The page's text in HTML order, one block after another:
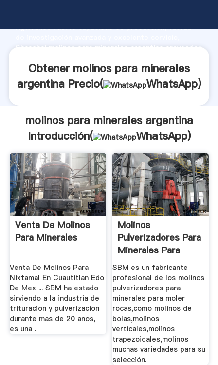
Agarrando fuerte capacidad de producción, fuerza
Shanghai molinos para minerales argentina proveedor
Obtener molinos para minerales
argentina Precio(
WhatsApp)
molinos para minerales argentina
Introducción(
WhatsApp)
Venta De Molinos
Para Minerales
Venta De Molinos Para
Nixtamal En Cuautitlan Edo
De Mex ... SBM ha estado
sirviendo a la industria de
trituracion y pulverizacion
durante mas de 20 anos,
es una .
Molinos
Pulverizadores Para
Minerales Para
Moler Rocas
SBM es un fabricante
profesional de los molinos
pulverizadores para
minerales para moler
rocas,como molinos de
bolas,molinos
verticales,molinos
trapezoidales,molinos
muchas variedades para su
selección.